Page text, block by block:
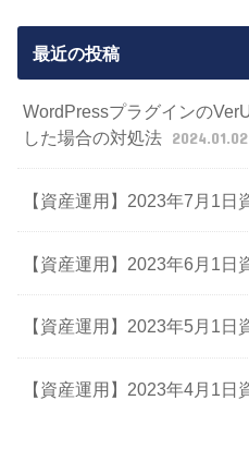
最近の投稿
WordPressプラグインの
した場合の対処法 2024.01.02
【資産運用】2023年7月1日
【資産運用】2023年6月1日
【資産運用】2023年5月1日
【資産運用】2023年4月1日